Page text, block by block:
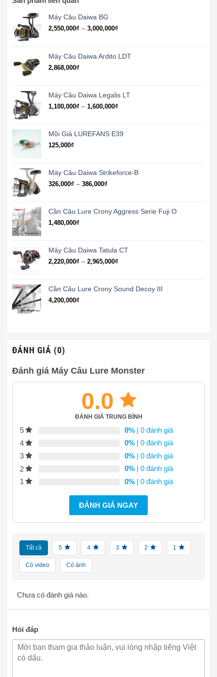
Máy Câu Daiwa BG
2,550,000₫ – 3,000,000₫
2,550,000₫
Máy Câu Daiwa Ardito LDT
2,868,000₫
Máy Câu Daiwa Legalis LT
1,100,000₫ – 1,600,000₫
1,100,000₫
Mồi Giả LUREFANS E39
125,000₫
Máy Câu Daiwa Strikeforce-B
326,000₫ – 386,000₫
326,000₫
Cần Câu Lure Crony Aggress Serie Fuji O
1,480,000₫
Máy Câu Daiwa Tatula CT
2,220,000₫ – 2,965,000₫
2,220,000₫
Cần Câu Lure Crony Sound Decoy III
4,200,000₫
ĐÁNH GIÁ (0)
Đánh giá Máy Câu Lure Monster
0.0
ĐÁNH GIÁ TRUNG BÌNH
5 0% | 0 đánh giá
4
0% | 0 đánh giá
3
0% | 0 đánh giá
2
0% | 0 đánh giá
1
0% | 0 đánh giá
ĐÁNH GIÁ NGAY
Tất cả 5 4 3 2 1
Có video Có ảnh
Chưa có đánh giá nào.
Hỏi đáp